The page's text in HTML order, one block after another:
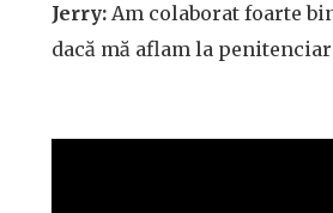
Jerry: Am colaborat foarte
dacă mă aflam la